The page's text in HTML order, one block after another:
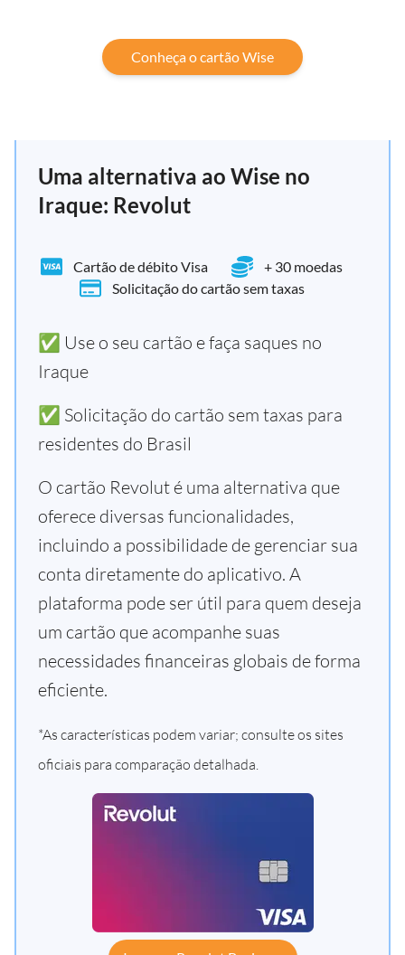
Conheça o cartão Wise
Uma alternativa ao Wise no
Iraque: Revolut
Cartão de débito Visa
+ 30 moedas
Solicitação do cartão sem taxas
✅ Use o seu cartão e faça saques no
Iraque
✅ Solicitação do cartão sem taxas para
residentes do Brasil
O cartão Revolut é uma alternativa que
oferece diversas funcionalidades,
incluindo a possibilidade de gerenciar sua
conta diretamente do aplicativo. A
plataforma pode ser útil para quem deseja
um cartão que acompanhe suas
necessidades financeiras globais de forma
eficiente.
*As características podem variar; consulte os sites
oficiais para comparação detalhada.